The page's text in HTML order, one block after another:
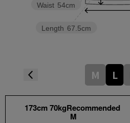
Length 67.5cm
Waist 54cm
M L
173cm 70kgRecommended
M